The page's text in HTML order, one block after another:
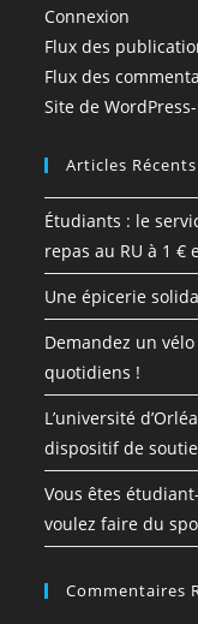
Connexion
Flux des
Flux des
Site de WordPress-
Articles Récents
Étudiants : le
repas au RU à 1 €
Une épicerie
Demandez un
quotidiens !
L’université
dispositif de
Vous êtes
voulez faire du
Commentaires